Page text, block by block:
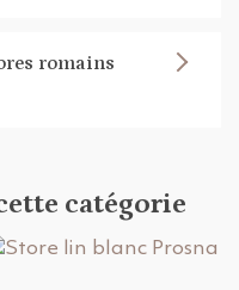
romains
catégorie